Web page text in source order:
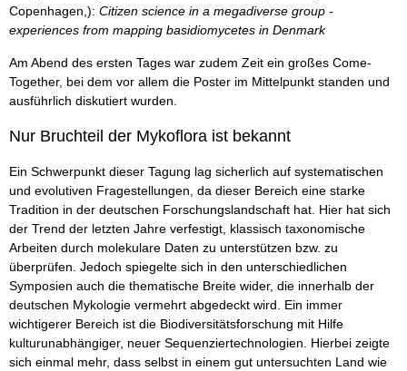
Copenhagen,): Citizen science in a megadiverse group -
experiences from mapping basidiomycetes in Denmark
Am Abend des ersten Tages war zudem Zeit ein großes Come-
Together, bei dem vor allem die Poster im Mittelpunkt standen und
ausführlich diskutiert wurden.
Nur Bruchteil der Mykoflora ist bekannt
Ein Schwerpunkt dieser Tagung lag sicherlich auf systematischen
und evolutiven Fragestellungen, da dieser Bereich eine starke
Tradition in der deutschen Forschungslandschaft hat. Hier hat sich
der Trend der letzten Jahre verfestigt, klassisch taxonomische
Arbeiten durch molekulare Daten zu unterstützen bzw. zu
überprüfen. Jedoch spiegelte sich in den unterschiedlichen
Symposien auch die thematische Breite wider, die innerhalb der
deutschen Mykologie vermehrt abgedeckt wird. Ein immer
wichtigerer Bereich ist die Biodiversitätsforschung mit Hilfe
kulturunabhängiger, neuer Sequenziertechnologien. Hierbei zeigte
sich einmal mehr, dass selbst in einem gut untersuchten Land wie